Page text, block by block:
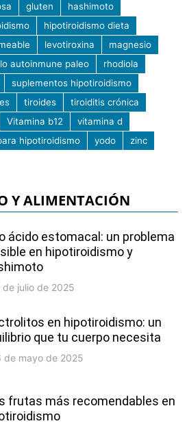
gluten
hashimoto
hipotiroidismo dieta
levotiroxina
magnesio
autoinmune paleo
rhodiola
suplementos hipotiroidismo
tiroides
tiroiditis crónica
Vitamina b12
vitamina d
hipotiroidismo yodo zinc
Y ALIMENTACIÓN
ácido estomacal: un problema
en hipotiroidismo y
de julio de 2025
en hipotiroidismo: un
que tu cuerpo necesita
de mayo de 2025
frutas más recomendables en